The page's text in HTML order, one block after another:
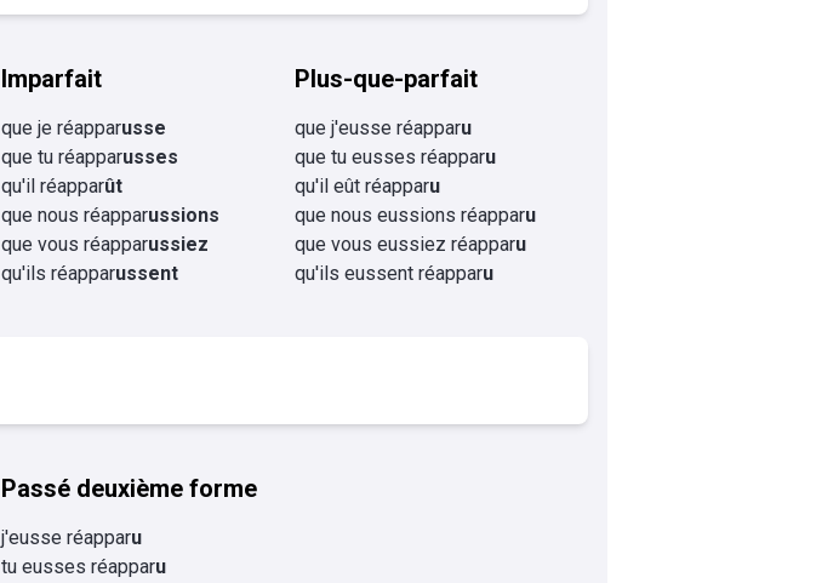
Imparfait
que je réapparusse
que tu réapparusses
qu'il réapparût
que nous réapparussions
que vous réapparussiez
qu'ils réapparussent
Plus-que-parfait
que j'eusse réapparu
que tu eusses réapparu
qu'il eût réapparu
que nous eussions réapparu
que vous eussiez réapparu
qu'ils eussent réapparu
Passé deuxième forme
j'eusse réapparu
tu eusses réapparu